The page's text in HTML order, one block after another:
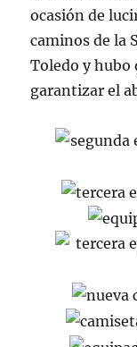
ocasión de
caminos de la
Toledo y hubo
garantizar el